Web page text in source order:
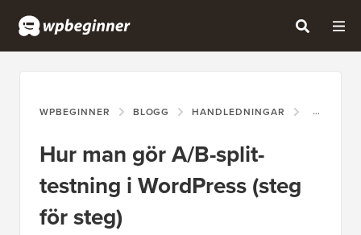
WPBEGINNER BLOGG HANDLEDNINGAR HUR
Hur man gör A/B-split-
testning i WordPress (steg
för steg)